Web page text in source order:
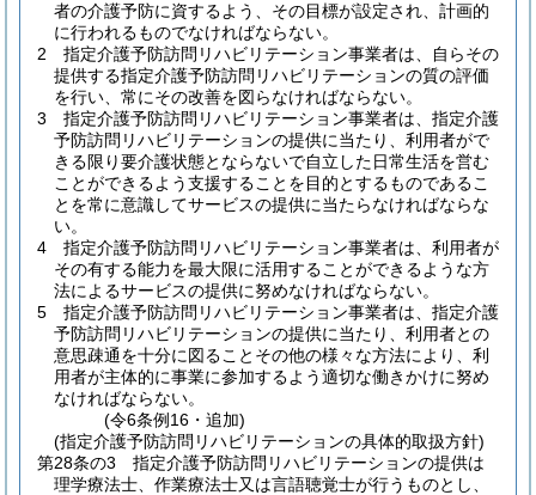
者の介護予防に資するよう、その目標が設定され、計画的
に行われるものでなければならない。
2
指定介護予防訪問リハビリテーション事業者は、自らその
提供する指定介護予防訪問リハビリテーションの質の評価
を行い、常にその改善を図らなければならない。
3
指定介護予防訪問リハビリテーション事業者は、指定介護
予防訪問リハビリテーションの提供に当たり、利用者がで
きる限り要介護状態とならないで自立した日常生活を営む
ことができるよう支援することを目的とするものであるこ
とを常に意識してサービスの提供に当たらなければならな
い。
4
指定介護予防訪問リハビリテーション事業者は、利用者が
その有する能力を最大限に活用することができるような方
法によるサービスの提供に努めなければならない。
5
指定介護予防訪問リハビリテーション事業者は、指定介護
予防訪問リハビリテーションの提供に当たり、利用者との
意思疎通を十分に図ることその他の様々な方法により、利
用者が主体的に事業に参加するよう適切な働きかけに努め
なければならない。
(令6条例16・追加)
(指定介護予防訪問リハビリテーションの具体的取扱方針)
第28条の3
指定介護予防訪問リハビリテーションの提供は
理学療法士、作業療法士又は言語聴覚士が行うものとし、